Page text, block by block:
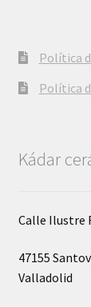
Política
Política
Kádar
Calle Ilustre
47155
Valladolid